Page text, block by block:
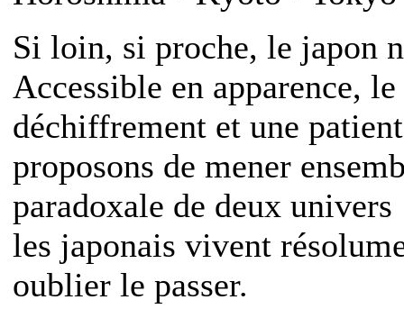
Si loin, si proche, le japon
Accessible en apparence,
déchiffrement et une
proposons de mener
paradoxale de deux
les japonais vivent
oublier le passer.